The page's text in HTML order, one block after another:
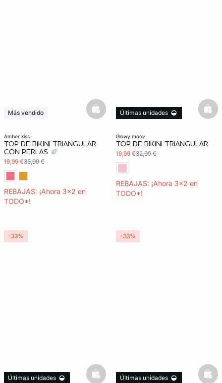
amber kiss
TOP DE BIKINI TRIANGULAR
CON PERLAS
19,99 €35,99 €
REBAJAS: ¡Ahora 3x2 en
TODO*!
Más vendido
3x2 REBAJAS
basketfull
glowy moov
TOP DE BIKINI TRIANGULAR
19,99 €32,99 €
REBAJAS: ¡Ahora 3x2 en
TODO*!
Últimas unidades
Últimas unidades
basketfull
-33%
Últimas unidades
-33%